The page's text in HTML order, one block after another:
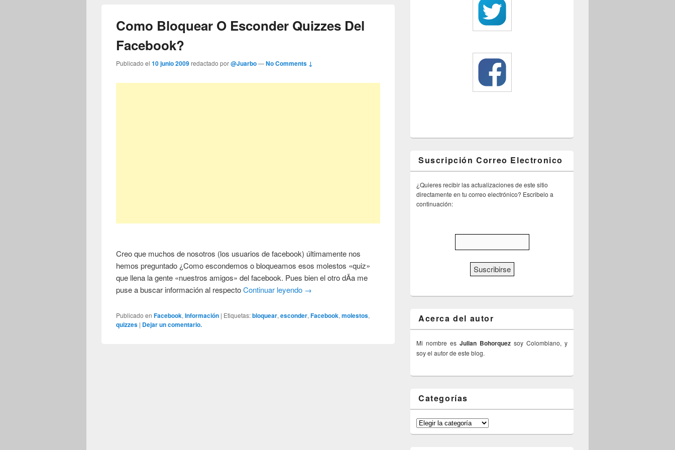
Como Bloquear O Esconder Quizzes Del
Facebook?
Publicado el10 junio 2009redactado por@Juarbo—No Comments ↓
Creo que muchos de nosotros (los usuarios de facebook) últimamente nos
hemos preguntado ¿Como escondemos o bloqueamos esos molestos «quiz»
que llena la gente «nuestros amigos» del facebook. Pues bien el otro dÃ­a me
puse a buscar información al respectoContinuar leyendo →
Publicado en Facebook,Información | Etiquetas:bloquear,esconder,Facebook,molestos,
quizzes | Dejar un comentario.
Suscripción Correo Electronico
¿Quieres recibir las actualizaciones de este sitio
directamente en tu correo electrónico? Escribelo a
continuación:
Acerca del autor
Mi nombre es Julian Bohorquez soy Colombiano, y
soy el autor de este blog.
Categorías
Categorías